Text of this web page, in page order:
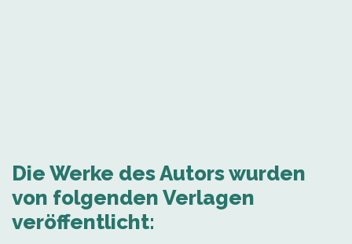
Die Werke des Autors wurden
von folgenden Verlagen
veröffentlicht: